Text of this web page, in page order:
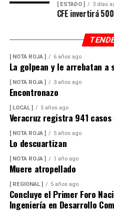
[ ESTADO ] 3 días
CFE invertirá
[ NOTA ROJA ] 6 años ago
La golpean y le arrebatan a
[ NOTA ROJA ] 3 años ago
Encontronazo
[ LOCAL ] 5 años ago
Veracruz registra 941 casos
[ NOTA ROJA ] 5 años ago
Lo descuartizan
[ NOTA ROJA ] 1 año ago
Muere atropellado
[ REGIONAL ] 5 años ago
Concluye el Primer Foro
Ingeniería en Desarrollo